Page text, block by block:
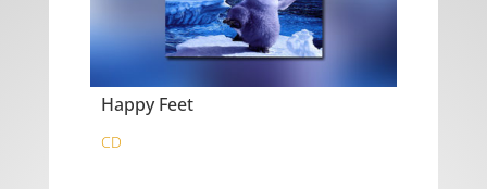
Happy Feet
CD